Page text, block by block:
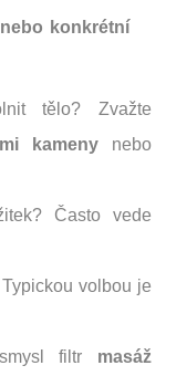
konkrétní
tělo? Zvažte
kamenynebo
Často vede
volbou je
filtr masáž